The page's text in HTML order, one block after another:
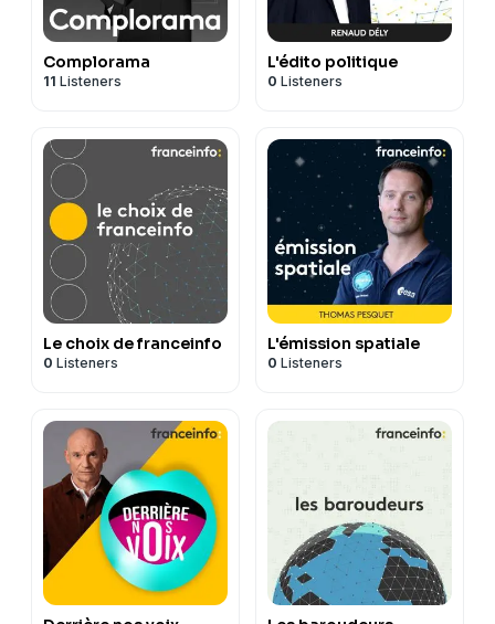
Complorama
11 Listeners
L'édito politique
0 Listeners
Le choix de franceinfo
0 Listeners
L'émission spatiale
0 Listeners